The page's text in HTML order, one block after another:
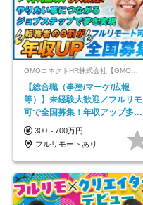
GMOコネクトHR株式会社【GMOインターネットグループ】
【総合職（事務/マーケ/広報
等）】未経験大歓迎／フルリモ
可で全国募集！年収アップ多数
★年休最大130日★
300～700万円
フルリモートあり